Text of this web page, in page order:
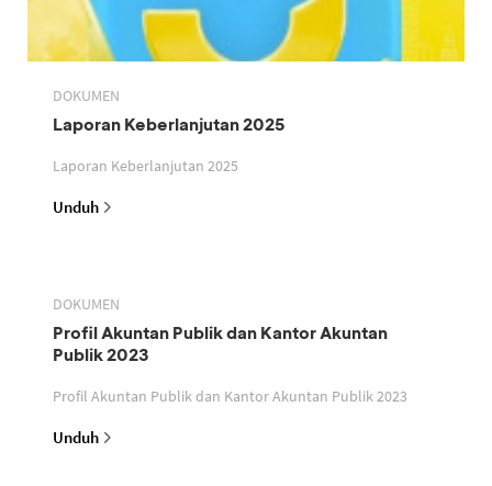
DOKUMEN
Laporan Keberlanjutan 2025
Laporan Keberlanjutan 2025
Unduh
DOKUMEN
Profil Akuntan Publik dan Kantor Akuntan
Publik 2023
Profil Akuntan Publik dan Kantor Akuntan Publik 2023
Unduh